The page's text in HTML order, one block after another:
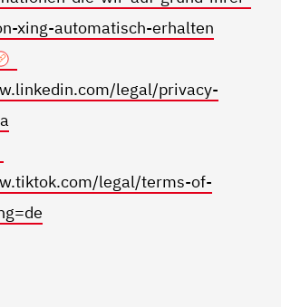
xing-automatisch-erhalten
legal/privacy-
legal/terms-of-